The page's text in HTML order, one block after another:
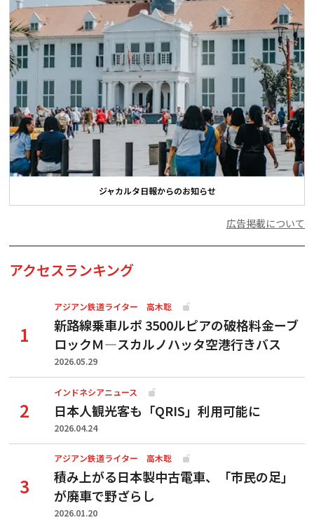
ジャカルタ日報からのお知らせ
広告掲載について
アクセスランキング
アジアン鉄道ライター 高木聡
新路線乗車ルポ 3500ルピアの破格料金ーブ
ロックＭ―スカルノハッタ空港行きバス
2026.05.29
インドネシアニュース
日本人観光客も「QRIS」利用可能に
2026.04.24
アジアン鉄道ライター 高木聡
積み上がる日本製中古電車、「市民の足」
が廃車で野ざらし
2026.01.20